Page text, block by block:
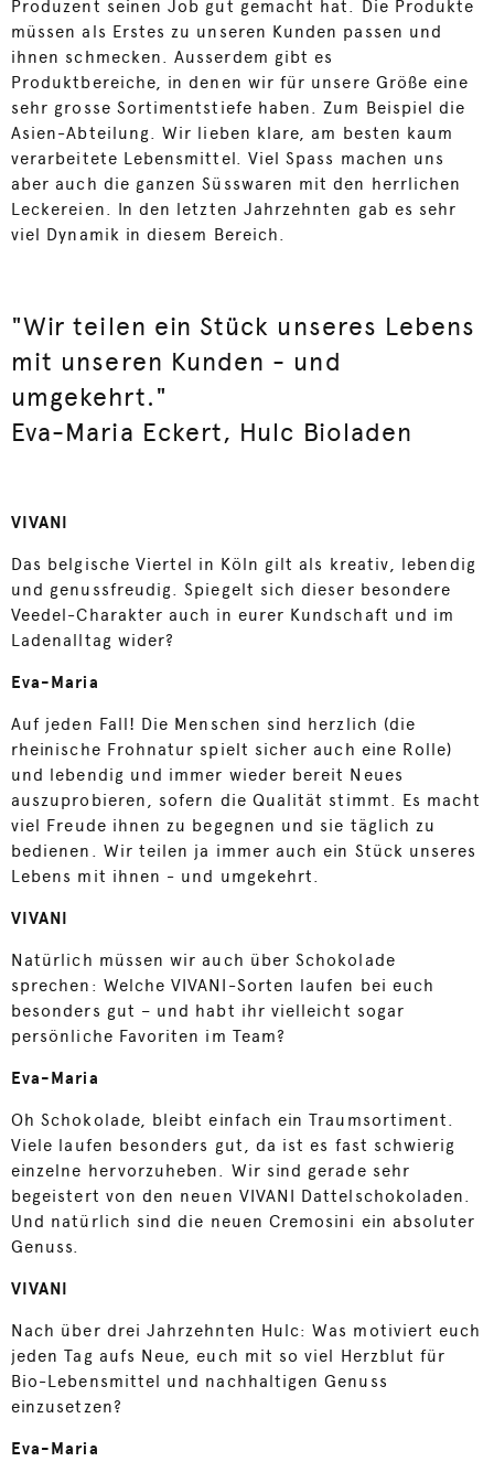
Produzent seinen Job gut gemacht hat. Die Produkte
müssen als Erstes zu unseren Kunden passen und
ihnen schmecken. Ausserdem gibt es
Produktbereiche, in denen wir für unsere Größe eine
sehr grosse Sortimentstiefe haben. Zum Beispiel die
Asien-Abteilung. Wir lieben klare, am besten kaum
verarbeitete Lebensmittel. Viel Spass machen uns
aber auch die ganzen Süsswaren mit den herrlichen
Leckereien. In den letzten Jahrzehnten gab es sehr
viel Dynamik in diesem Bereich.
"Wir teilen ein Stück unseres Lebens
mit unseren Kunden - und
umgekehrt."
Eva-Maria Eckert, Hulc Bioladen
VIVANI
Das belgische Viertel in Köln gilt als kreativ, lebendig
und genussfreudig. Spiegelt sich dieser besondere
Veedel-Charakter auch in eurer Kundschaft und im
Ladenalltag wider?
Eva-Maria
Auf jeden Fall! Die Menschen sind herzlich (die
rheinische Frohnatur spielt sicher auch eine Rolle)
und lebendig und immer wieder bereit Neues
auszuprobieren, sofern die Qualität stimmt. Es macht
viel Freude ihnen zu begegnen und sie täglich zu
bedienen. Wir teilen ja immer auch ein Stück unseres
Lebens mit ihnen - und umgekehrt.
VIVANI
Natürlich müssen wir auch über Schokolade
sprechen: Welche VIVANI-Sorten laufen bei euch
besonders gut – und habt ihr vielleicht sogar
persönliche Favoriten im Team?
Eva-Maria
Oh Schokolade, bleibt einfach ein Traumsortiment.
Viele laufen besonders gut, da ist es fast schwierig
einzelne hervorzuheben. Wir sind gerade sehr
begeistert von den neuen VIVANI Dattelschokoladen.
Und natürlich sind die neuen Cremosini ein absoluter
Genuss.
VIVANI
Nach über drei Jahrzehnten Hulc: Was motiviert euch
jeden Tag aufs Neue, euch mit so viel Herzblut für
Bio-Lebensmittel und nachhaltigen Genuss
einzusetzen?
Eva-Maria